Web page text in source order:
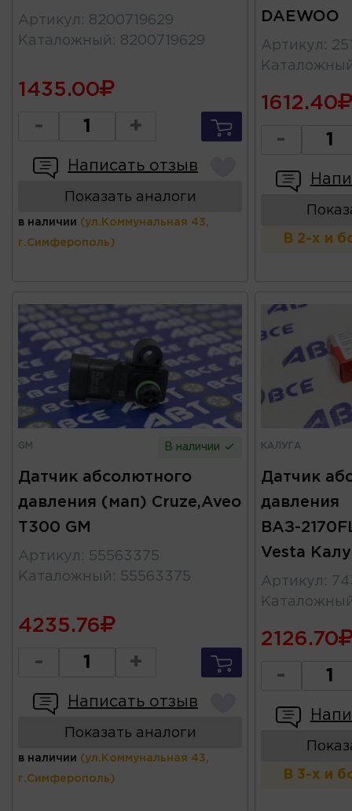
Артикул : 8200719629
Каталожный : 8200719629
1435.00
- +
Написать отзыв
Показать аналоги
в наличии (ул.Коммунальная 43,
г.Симферополь)
DAEWOO
Артикул :
1612.40
-
В 2-х и
GM В наличии
Датчик абсолютного
давления (мап) Cruze,Aveo
T300 GM
Артикул : 55563375
Каталожный : 55563375
4235.76
- +
Написать отзыв
Показать аналоги
в наличии (ул.Коммунальная 43,
г.Симферополь)
КАЛУГА
Датчик
давления
ВАЗ-
Vesta
Артикул :
2126.70
-
В 3-х и